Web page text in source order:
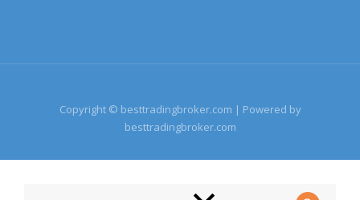
Copyright © besttradingbroker.com | Powered by
besttradingbroker.com